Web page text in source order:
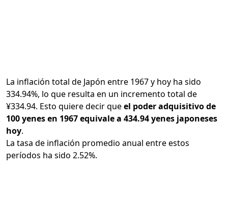
La inflación total de Japón entre 1967 y hoy ha sido
334.94%, lo que resulta en un incremento total de
¥334.94. Esto quiere decir queel poder adquisitivo de
100 yenes en 1967 equivale a 434.94 yenes japoneses
hoy.
La tasa de inflación promedio anual entre estos
períodos ha sido 2.52%.